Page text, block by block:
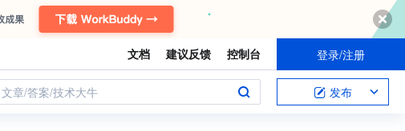
文档 建议反馈 控制台 登录/注册
文章/答案/技术大牛 发布